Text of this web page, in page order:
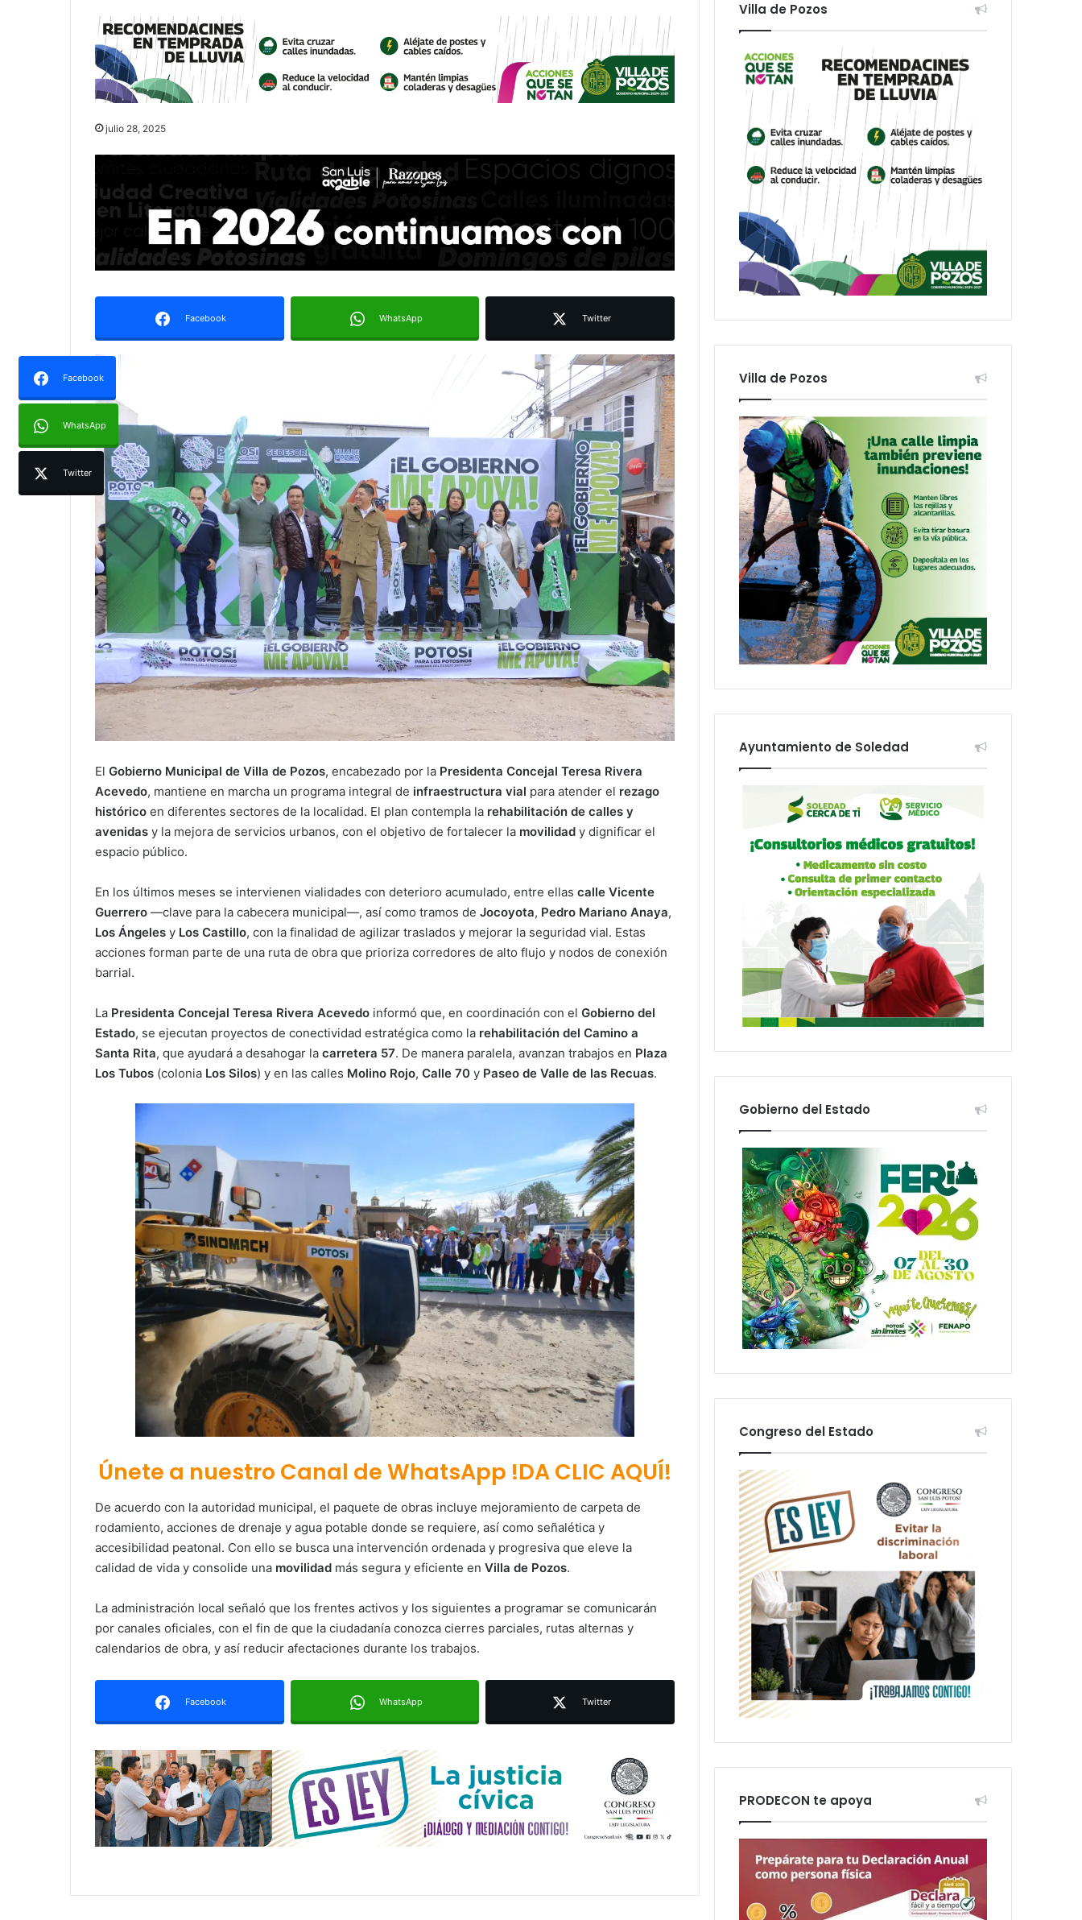
julio 28, 2025
Facebook WhatsApp Twitter
Facebook
WhatsApp
Twitter
El Gobierno Municipal de Villa de Pozos, encabezado por la Presidenta Concejal Teresa Rivera
Acevedo, mantiene en marcha un programa integral de infraestructura vial para atender el rezago
histórico en diferentes sectores de la localidad. El plan contempla la rehabilitación de calles y
avenidas y la mejora de servicios urbanos, con el objetivo de fortalecer la movilidad y dignificar el
espacio público.
En los últimos meses se intervienen vialidades con deterioro acumulado, entre ellas calle Vicente
Guerrero —clave para la cabecera municipal—, así como tramos de Jocoyota, Pedro Mariano Anaya,
Los Ángeles y Los Castillo, con la finalidad de agilizar traslados y mejorar la seguridad vial. Estas
acciones forman parte de una ruta de obra que prioriza corredores de alto flujo y nodos de conexión
barrial.
La Presidenta Concejal Teresa Rivera Acevedo informó que, en coordinación con el Gobierno del
Estado, se ejecutan proyectos de conectividad estratégica como la rehabilitación del Camino a
Santa Rita, que ayudará a desahogar la carretera 57. De manera paralela, avanzan trabajos en Plaza
Los Tubos (colonia Los Silos) y en las calles Molino Rojo, Calle 70 y Paseo de Valle de las Recuas.
Únete a nuestro Canal de WhatsApp !DA CLIC AQUÍ!
De acuerdo con la autoridad municipal, el paquete de obras incluye mejoramiento de carpeta de
rodamiento, acciones de drenaje y agua potable donde se requiere, así como señalética y
accesibilidad peatonal. Con ello se busca una intervención ordenada y progresiva que eleve la
calidad de vida y consolide una movilidad más segura y eficiente en Villa de Pozos.
La administración local señaló que los frentes activos y los siguientes a programar se comunicarán
por canales oficiales, con el fin de que la ciudadanía conozca cierres parciales, rutas alternas y
calendarios de obra, y así reducir afectaciones durante los trabajos.
Facebook WhatsApp Twitter
cultural y turística a la Fenapo 2026
Construcción de tres nuevas aulas
en Capullito III registra avances en
SSPC implementa operativo vial
para accesos y salidas de la
FENAPO 2026
Villa de Pozos
Villa de Pozos
Ayuntamiento de Soledad
Gobierno del Estado
Congreso del Estado
PRODECON te apoya